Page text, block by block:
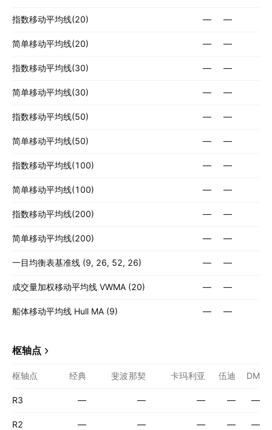
指数移动平均线(20) — —
简单移动平均线(20) — —
指数移动平均线(30) — —
简单移动平均线(30) — —
指数移动平均线(50) — —
简单移动平均线(50) — —
指数移动平均线(100) — —
简单移动平均线(100) — —
指数移动平均线(200) — —
简单移动平均线(200) — —
一目均衡表基准线 (9, 26, 52, 26) — —
成交量加权移动平均线 VWMA (20) — —
船体移动平均线 Hull MA (9) — —
枢轴点
枢轴点 经典 斐波那契 卡玛利亚 伍迪 DM
R3 — — — — —
R2 — — — — —